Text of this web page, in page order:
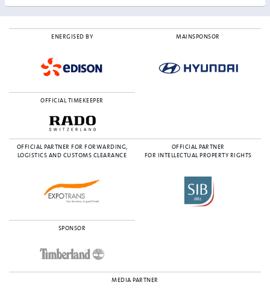
ENERGISED BY MAINSPONSOR
OFFICIAL TIMEKEEPER
OFFICIAL PARTNER FOR FORWARDING,
LOGISTICS AND CUSTOMS CLEARANCE
OFFICIAL PARTNER
FOR INTELLECTUAL PROPERTY RIGHTS
SPONSOR
MEDIA PARTNER